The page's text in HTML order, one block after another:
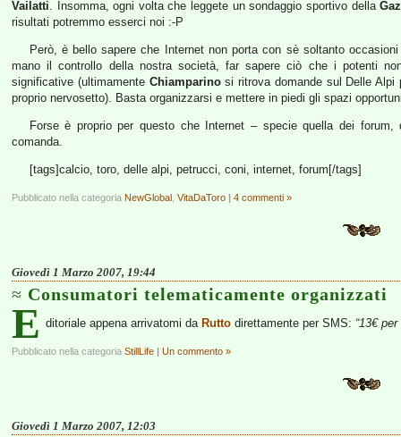
Vailatti. Insomma, ogni volta che leggete un sondaggio sportivo della
risultati potremmo esserci noi :-P
Però, è bello sapere che Internet non porta con sè soltanto
mano il controllo della nostra società, far sapere ciò che i potenti
significative (ultimamente Chiamparinosi ritrova domande sul Delle Alpi
proprio nervosetto). Basta organizzarsi e mettere in piedi gli spazi
Forse è proprio per questo che Internet – specie quella dei
comanda.
[tags]calcio, toro, delle alpi, petrucci, coni, internet, forum[/tags]
Pubblicato nella categoria NewGlobal VitaDaToro | 4 commenti »
Giovedì 1 Marzo 2007, 19:44
Consumatori telematicamente organizzati
E ditoriale appena arrivatomi da Rutto direttamente per SMS: “13€
Pubblicato nella categoria StillLife | Un commento »
Giovedì 1 Marzo 2007, 12:03